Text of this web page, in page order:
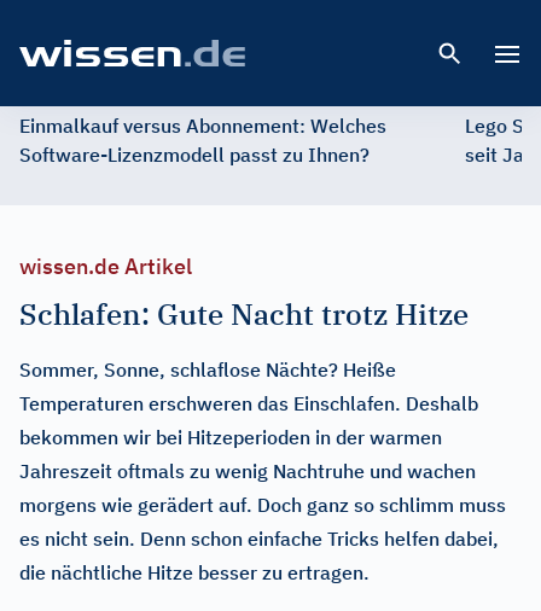
Einmalkauf versus Abonnement: Welches
Software-Lizenzmodell passt zu Ihnen?
Lego
seit
wissen.de Artikel
Schlafen: Gute Nacht trotz Hitze
Sommer, Sonne, schlaflose Nächte? Heiße
Temperaturen erschweren das Einschlafen. Deshalb
bekommen wir bei Hitzeperioden in der warmen
Jahreszeit oftmals zu wenig Nachtruhe und wachen
morgens wie gerädert auf. Doch ganz so schlimm muss
es nicht sein. Denn schon einfache Tricks helfen dabei,
die nächtliche Hitze besser zu ertragen.